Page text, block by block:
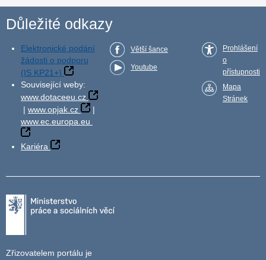
Důležité odkazy
Elektronické podání
žádosti o podporu
(IS KP21+)
Související weby:
www.dotaceeu.cz
| www.opjak.cz
|
www.ec.europa.eu
Kariéra
Větší šance
Youtube
Prohlášení
o
přístupnosti
Mapa
Stránek
Zřizovatelem portálu je